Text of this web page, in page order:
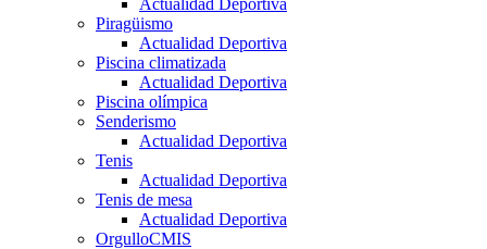
Actualidad Deportiva
Piragüismo
Actualidad Deportiva
Piscina climatizada
Actualidad Deportiva
Piscina olímpica
Senderismo
Actualidad Deportiva
Tenis
Actualidad Deportiva
Tenis de mesa
Actualidad Deportiva
OrgulloCMIS